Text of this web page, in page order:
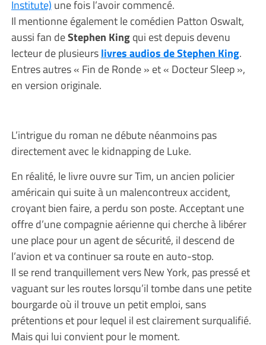
Institute) une fois l’avoir commencé.
Il mentionne également le comédien Patton Oswalt,
aussi fan deStephen Kingqui est depuis devenu
lecteur de plusieurslivres audios de Stephen King.
Entres autres « Fin de Ronde » et « Docteur Sleep »,
en version originale.
L’intrigue du roman ne débute néanmoins pas
directement avec le kidnapping de Luke.
En réalité, le livre ouvre sur Tim, un ancien policier
américain qui suite à un malencontreux accident,
croyant bien faire, a perdu son poste. Acceptant une
offre d’une compagnie aérienne qui cherche à libérer
une place pour un agent de sécurité, il descend de
l’avion et va continuer sa route en auto-stop.
Il se rend tranquillement vers New York, pas pressé et
vaguant sur les routes lorsqu’il tombe dans une petite
bourgarde où il trouve un petit emploi, sans
prétentions et pour lequel il est clairement surqualifié.
Mais qui lui convient pour le moment.